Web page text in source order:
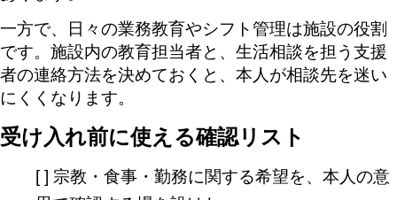
一方で、日々の業務教育やシフト管理は施設の役割
です。施設内の教育担当者と、生活相談を担う支援
者の連絡方法を決めておくと、本人が相談先を迷い
にくくなります。
受け入れ前に使える確認リスト
[ ] 宗教・食事・勤務に関する希望を、本人の意